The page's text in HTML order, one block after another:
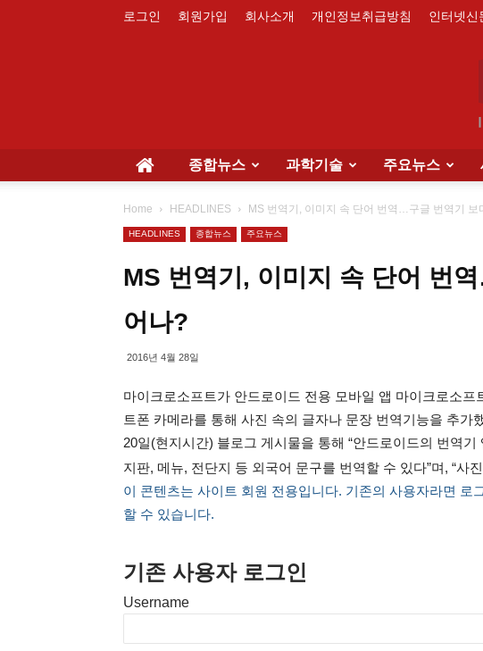
로그인 회원가입 회사소개 개인정보취급방침 인터넷신
종합뉴스 과학기술 주요뉴스
Home HEADLINES MS 번역기, 이미지 속 단어 번역…구글 번역기 보
HEADLINES 종합뉴스 주요뉴스
MS 번역기, 이미지 속 단어 번
어나?
2016년 4월 28일
마이크로소프트가 안드로이드 전용 모바일 앱 마이크로소
트폰 카메라를 통해 사진 속의 글자나 문장 번역기능을 추
20일(현지시간) 블로그 게시물을 통해 “안드로이드의 번역
지판, 메뉴, 전단지 등 외국어 문구를 번역할 수 있다”며, “사
이 콘텐츠는 사이트 회원 전용입니다. 기존의 사용자라면 로
할 수 있습니다.
기존 사용자 로그인
Username